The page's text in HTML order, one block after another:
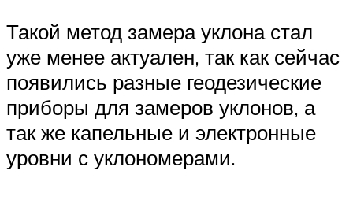
Такой метод замера уклона стал
уже менее актуален, так как сейчас
появились разные геодезические
приборы для замеров уклонов, а
так же капельные и электронные
уровни с уклономерами.